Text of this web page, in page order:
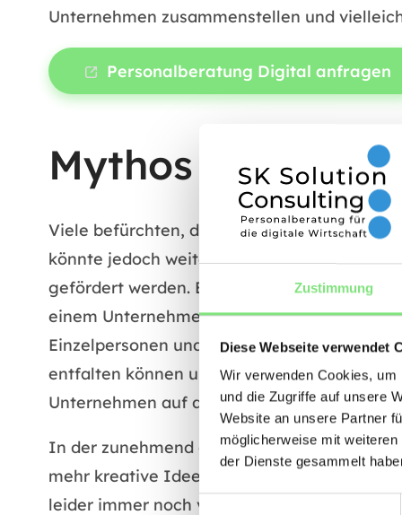
Zustimmung
Diese Webseite verwendet
Wir verwenden Cookies,
und die Zugriffe auf unsere
Website an unsere Partner
möglicherweise mit
der Dienste gesammelt
Einwilligungsauswahl
Unternehmen zusammenstellen und
Personalberatung Digital anfragen
Mythos 2:
Viele befürchten, dass eine
könnte jedoch weiter von der Wahrheit
gefördert werden. Es geht darum, den
einem Unternehmen vertreten sind. Dies
Einzelpersonen und nicht als Gruppe
entfalten können und sich in ihren
Unternehmen auf der Grundlage des
In der zunehmend digitalen Welt von
mehr kreative Ideen, neue Perspektiven
leider immer noch viele Mythen, die die